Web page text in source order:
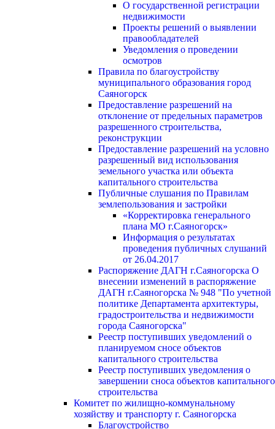
О государственной регистрации
недвижимости
Проекты решений о выявлении
правообладателей
Уведомления о проведении
осмотров
Правила по благоустройству
муниципального образования город
Саяногорск
Предоставление разрешений на
отклонение от предельных параметров
разрешенного строительства,
реконструкции
Предоставление разрешений на условно
разрешенный вид использования
земельного участка или объекта
капитального строительства
Публичные слушания по Правилам
землепользования и застройки
«Корректировка генерального
плана МО г.Саяногорск»
Информация о результатах
проведения публичных слушаний
от 26.04.2017
Распоряжение ДАГН г.Саяногорска О
внесении изменений в распоряжение
ДАГН г.Саяногорска № 948 "По учетной
политике Департамента архитектуры,
градостроительства и недвижимости
города Саяногорска"
Реестр поступивших уведомлений о
планируемом сносе объектов
капитального строительства
Реестр поступивших уведомления о
завершении сноса объектов капитального
строительства
Комитет по жилищно-коммунальному
хозяйству и транспорту г. Саяногорска
Благоустройство